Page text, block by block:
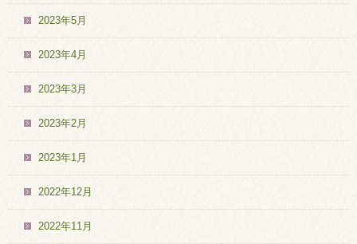
2023年5月
2023年4月
2023年3月
2023年2月
2023年1月
2022年12月
2022年11月